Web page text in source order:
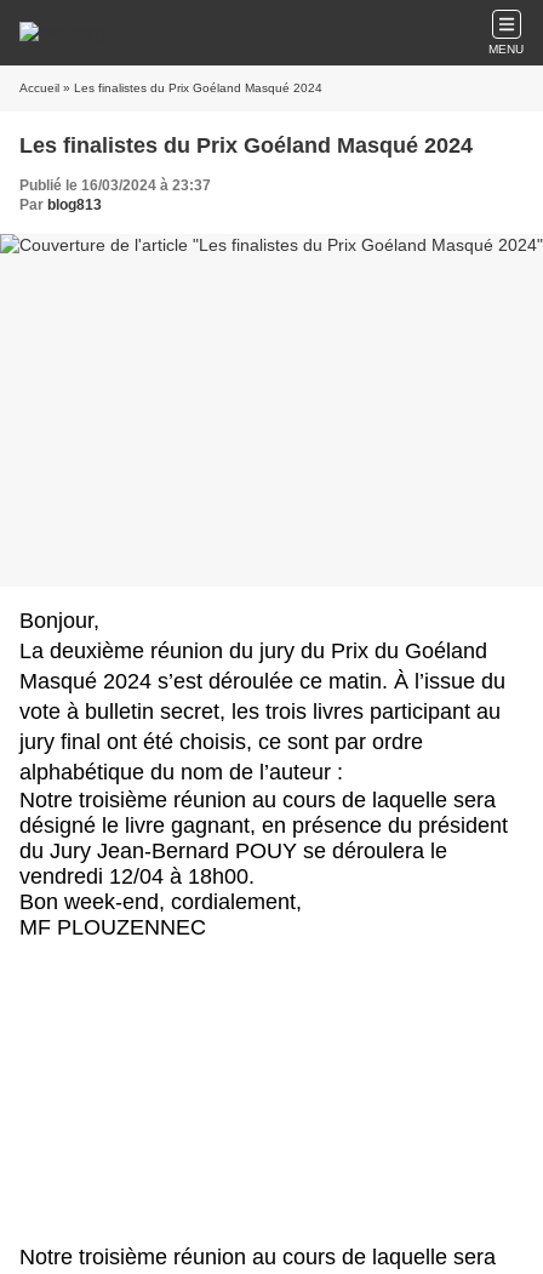
MENU
Accueil » Les finalistes du Prix Goéland Masqué 2024
Les finalistes du Prix Goéland Masqué 2024
Publié le 16/03/2024 à 23:37
Par blog813
Bonjour,
La deuxième réunion du jury du Prix du Goéland
Masqué 2024 s’est déroulée ce matin. À l’issue du
vote à bulletin secret, les trois livres participant au
jury final ont été choisis, ce sont par ordre
alphabétique du nom de l’auteur :
Notre troisième réunion au cours de laquelle sera
désigné le livre gagnant, en présence du président
du Jury Jean-Bernard POUY se déroulera le
vendredi 12/04 à 18h00.
Bon week-end, cordialement,
MF PLOUZENNEC
Notre troisième réunion au cours de laquelle sera